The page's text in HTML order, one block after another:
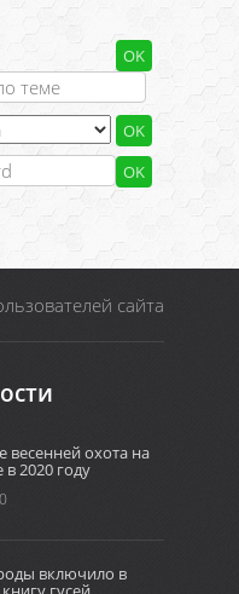
сайта
весенней охота на
2020 году
включило в